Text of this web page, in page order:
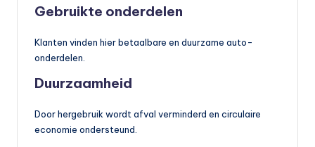
Gebruikte onderdelen
Klanten vinden hier betaalbare en duurzame auto-
onderdelen.
Duurzaamheid
Door hergebruik wordt afval verminderd en circulaire
economie ondersteund.